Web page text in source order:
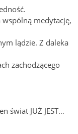
wspólną medytację,
lądzie. Z daleka
zachodzącego
świat JUŻ JEST…